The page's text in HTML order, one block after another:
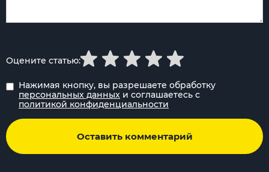
Нажимая кнопку, вы разрешаете обработку
персональных данных и соглашаетесь с
политикой конфиденциальности
Оставить комментарий
Оцените статью: